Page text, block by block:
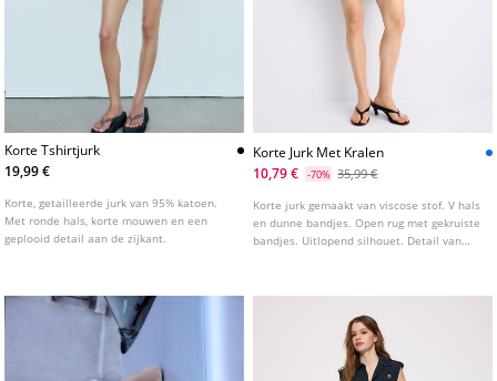
Korte Tshirtjurk
19,99 €
Korte, getailleerde jurk van 95% katoen.
Met ronde hals, korte mouwen en een
geplooid detail aan de zijkant.
Korte Jurk Met Kralen
10,79 €
-70% 35,99 €
Korte jurk gemaakt van viscose stof. V hals
en dunne bandjes. Open rug met gekruiste
bandjes. Uitlopend silhouet. Detail van